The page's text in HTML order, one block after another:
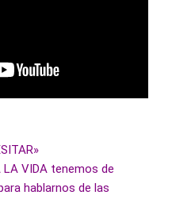
LA VIDA tenemos de
hablarnos de las